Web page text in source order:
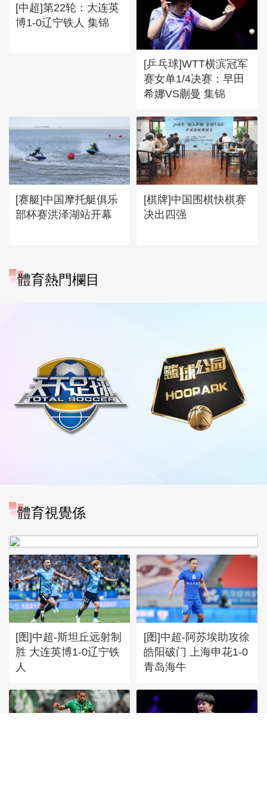
[中超]第22轮：大连英
博1-0辽宁铁人 集锦
[乒乓球]WTT横滨冠军
赛女单1/4决赛：早田
希娜VS蒯曼 集锦
[赛艇]中国摩托艇俱乐
部杯赛洪泽湖站开幕
[棋牌]中国围棋快棋赛
决出四强
體育熱門欄目
體育視覺係
[图]中超-奥斯卡破门 云南玉
[图]中超-斯坦丘远射制
胜 大连英博1-0辽宁铁
人
[图]中超-阿苏埃助攻徐
皓阳破门 上海申花1-0
青岛海牛